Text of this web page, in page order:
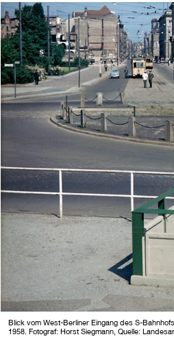
Blick vom West-Berliner Eingang des S-
1958. Fotograf: Horst Siegmann, Quelle: